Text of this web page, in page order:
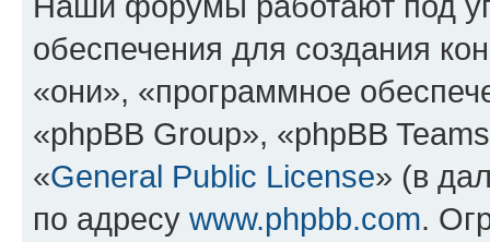
обеспечения для создания
«они», «программное
«phpBB Group», «phpBB
«General Public License» (в
по адресу www.phpbb.com.